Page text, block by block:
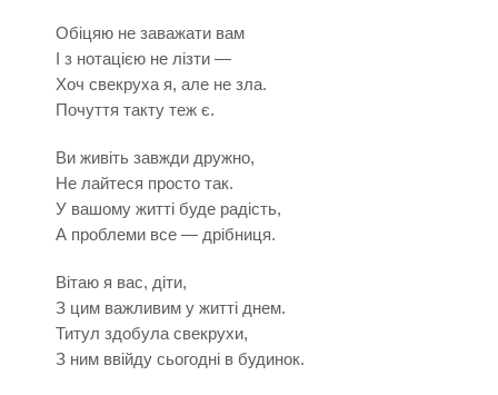
Обіцяю не заважати вам
І з нотацією не лізти —
Хоч свекруха я, але не зла.
Почуття такту теж є.
Ви живіть завжди дружно,
Не лайтеся просто так.
У вашому житті буде радість,
А проблеми все — дрібниця.
Вітаю я вас, діти,
З цим важливим у житті днем.
Титул здобула свекрухи,
З ним ввійду сьогодні в будинок.